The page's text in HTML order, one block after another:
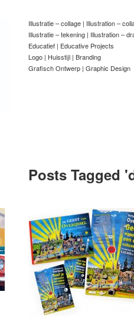
Illustratie – collage | Illustration –
Illustratie – tekening | Illustration –
Educatief | Educative Projects
Logo | Huisstijl | Branding
Grafisch Ontwerp | Graphic Design
Posts Tagged '